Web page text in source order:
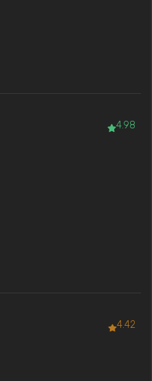
4.98
4.42